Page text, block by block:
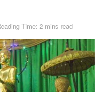
Time: 2 mins read